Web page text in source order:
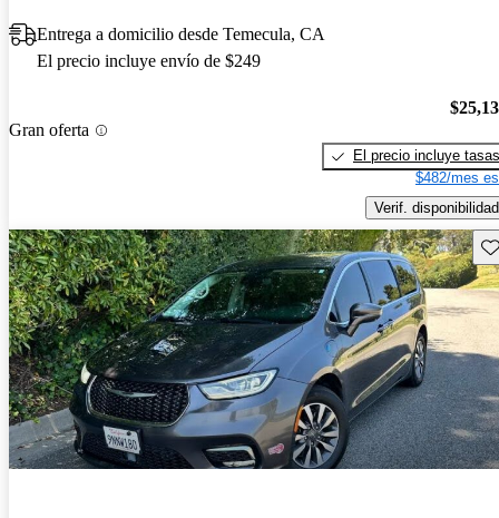
Entrega a domicilio desde Temecula, CA
El precio incluye envío de $249
Gran oferta
El precio incluye tasas
$482/mes
Verif. disponibilidad